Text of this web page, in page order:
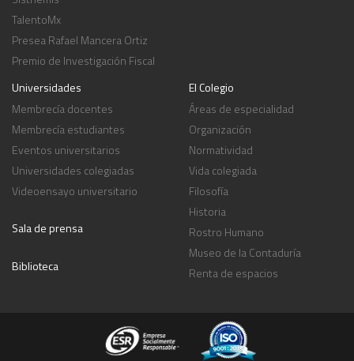
TalentoMx
Presea Rafael Mancera Ortiz
Premio de Investigación Fiscal
Universidades
Membrecía docentes
Membrecía estudiantes
Eventos universitarios
Universidades colegiadas
Videoensayo universitario
Sala de prensa
Biblioteca
El Colegio
Áreas de especialidad
Organización
Normatividad
Vida colegiada
Filosofía
Historia
Rostro Humano
Museo de la Contaduría
Renta de espacios